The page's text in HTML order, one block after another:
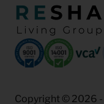
Copyright © 2026 -